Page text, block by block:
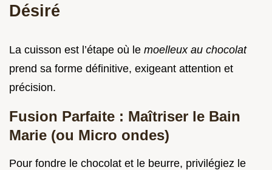
Désiré
La cuisson est l’étape où le moelleux au chocolat
prend sa forme définitive, exigeant attention et
précision.
Fusion Parfaite : Maîtriser le Bain
Marie (ou Micro ondes)
Pour fondre le chocolat et le beurre, privilégiez le